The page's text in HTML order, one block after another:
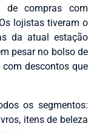
de compras com
lojistas tiveram o
da atual estação
pesar no bolso de
descontos que
os segmentos:
itens de beleza